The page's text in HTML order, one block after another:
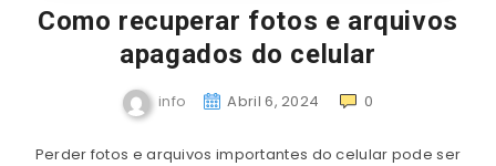
Como recuperar fotos e arquivos
apagados do celular
info Abril 6, 2024 0
Perder fotos e arquivos importantes do celular pode ser